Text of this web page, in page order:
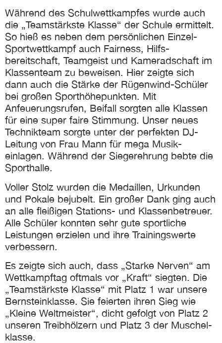
Während des Schul­wett­kampfes wurde auch
die „Team­stärkste Klasse“ der Schule ermittelt.
So hieß es neben dem persönlichen Einzel-
Sport­wett­kampf auch Fairness, Hilfs­
bereitschaft, Team­geist und Kamerad­schaft im
Klassen­team zu beweisen. Hier zeigte sich
dann auch die Stärke der Rügenwind-Schüler
bei großen Sport­höhe­punkten. Mit
Anfeuerungs­rufen, Beifall sorgten alle Klassen
für eine super faire Stimmung. Unser neues
Technik­team sorgte unter der perfekten DJ-
Leitung von Frau Mann für mega Musik­
einlagen. Während der Sieger­ehrung bebte die
Sporthalle.
Voller Stolz wurden die Medaillen, Urkunden
und Pokale bejubelt. Ein großer Dank ging auch
an alle fleißigen Stations- und Klassen­betreuer.
Alle Schüler konnten sehr gute sportliche
Leistungen erzielen und ihre Trainings­werte
verbessern.
Es zeigte sich auch, dass „Starke Nerven“ am
Wett­kampf­tag oftmals vor „Kraft“ siegten. Die
„Teamstärkste Klasse“ mit Platz 1 war unsere
Bern­stein­klasse. Sie feierten ihren Sieg wie
„Kleine Weltmeister“, dicht gefolgt von Platz 2
unseren Treib­hölzern und Platz 3 der Muschel­
klasse.